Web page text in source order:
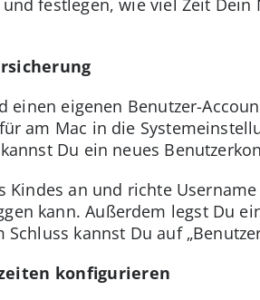
einen eigenen Benutzer-
am Mac in die
Du ein neues
Kindes an und richte
kann. Außerdem legst Du
kannst Du auf
konfigurieren